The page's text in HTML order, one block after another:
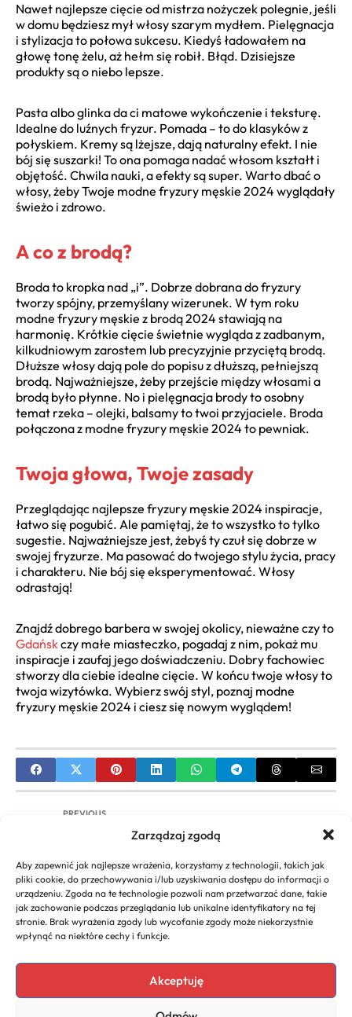
Zarządzaj zgodą
Aby zapewnić jak najlepsze wrażenia, korzystamy z technologii, takich jak
pliki cookie, do przechowywania i/lub uzyskiwania dostępu do informacji o
urządzeniu. Zgoda na te technologie pozwoli nam przetwarzać dane, takie
jak zachowanie podczas przeglądania lub unikalne identyfikatory na tej
stronie. Brak wyrażenia zgody lub wycofanie zgody może niekorzystnie
wpłynąć na niektóre cechy i funkcje.
Akceptuję
Nawet najlepsze cięcie od mistrza nożyczek polegnie, jeśli
w domu będziesz mył włosy szarym mydłem. Pielęgnacja
i stylizacja to połowa sukcesu. Kiedyś ładowałem na
głowę tonę żelu, aż hełm się robił. Błąd. Dzisiejsze
produkty są o niebo lepsze.
Pasta albo glinka da ci matowe wykończenie i teksturę.
Idealne do luźnych fryzur. Pomada – to do klasyków z
połyskiem. Kremy są lżejsze, dają naturalny efekt. I nie
bój się suszarki! To ona pomaga nadać włosom kształt i
objętość. Chwila nauki, a efekty są super. Warto dbać o
włosy, żeby Twoje modne fryzury męskie 2024 wyglądały
świeżo i zdrowo.
A co z brodą?
Broda to kropka nad „i”. Dobrze dobrana do fryzury
tworzy spójny, przemyślany wizerunek. W tym roku
modne fryzury męskie z brodą 2024 stawiają na
harmonię. Krótkie cięcie świetnie wygląda z zadbanym,
kilkudniowym zarostem lub precyzyjnie przyciętą brodą.
Dłuższe włosy dają pole do popisu z dłuższą, pełniejszą
brodą. Najważniejsze, żeby przejście między włosami a
brodą było płynne. No i pielęgnacja brody to osobny
temat rzeka – olejki, balsamy to twoi przyjaciele. Broda
połączona z modne fryzury męskie 2024 to pewniak.
Twoja głowa, Twoje zasady
Przeglądając najlepsze fryzury męskie 2024 inspiracje,
łatwo się pogubić. Ale pamiętaj, że to wszystko to tylko
sugestie. Najważniejsze jest, żebyś ty czuł się dobrze w
swojej fryzurze. Ma pasować do twojego stylu życia, pracy
i charakteru. Nie bój się eksperymentować. Włosy
odrastają!
Znajdź dobrego barbera w swojej okolicy, nieważne czy to
Gdańskczy małe miasteczko, pogadaj z nim, pokaż mu
inspiracje i zaufaj jego doświadczeniu. Dobry fachowiec
stworzy dla ciebie idealne cięcie. W końcu twoje włosy to
twoja wizytówka. Wybierz swój styl, poznaj modne
fryzury męskie 2024 i ciesz się nowym wyglądem!
PREVIOUS
Modne Fryzury na Lato: Trendy, Inspiracje i
NEXT
Profesjonalne Szkolenie Fryzjerów | Kursy
Fryzjerskie i Rozwój Kariery
Copyright 2026. All rights